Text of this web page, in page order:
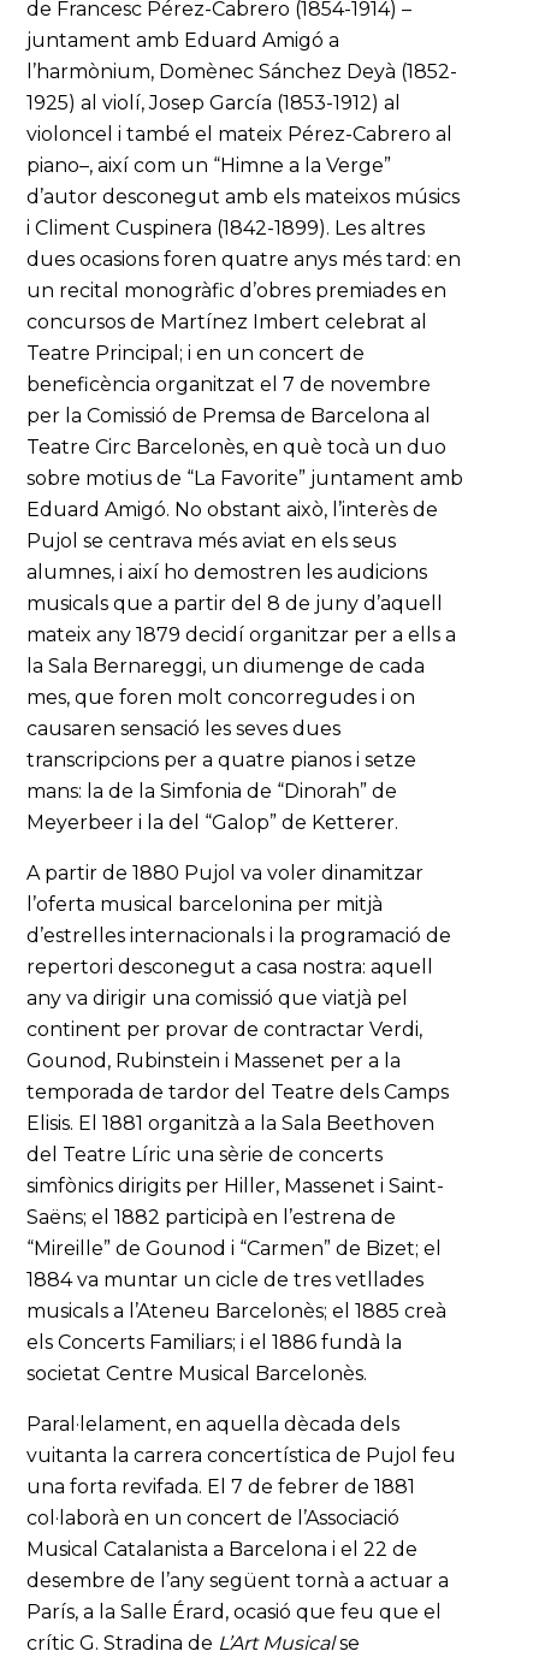
de Francesc Pérez-Cabrero (1854-1914) –
juntament amb Eduard Amigó a
l’harmònium, Domènec Sánchez Deyà (1852-
1925) al violí, Josep García (1853-1912) al
violoncel i també el mateix Pérez-Cabrero al
piano–, així com un “Himne a la Verge”
d’autor desconegut amb els mateixos músics
i Climent Cuspinera (1842-1899). Les altres
dues ocasions foren quatre anys més tard: en
un recital monogràfic d’obres premiades en
concursos de Martínez Imbert celebrat al
Teatre Principal; i en un concert de
beneficència organitzat el 7 de novembre
per la Comissió de Premsa de Barcelona al
Teatre Circ Barcelonès, en què tocà un duo
sobre motius de “La Favorite” juntament amb
Eduard Amigó. No obstant això, l’interès de
Pujol se centrava més aviat en els seus
alumnes, i així ho demostren les audicions
musicals que a partir del 8 de juny d’aquell
mateix any 1879 decidí organitzar per a ells a
la Sala Bernareggi, un diumenge de cada
mes, que foren molt concorregudes i on
causaren sensació les seves dues
transcripcions per a quatre pianos i setze
mans: la de la Simfonia de “Dinorah” de
Meyerbeer i la del “Galop” de Ketterer.
A partir de 1880 Pujol va voler dinamitzar
l’oferta musical barcelonina per mitjà
d’estrelles internacionals i la programació de
repertori desconegut a casa nostra: aquell
any va dirigir una comissió que viatjà pel
continent per provar de contractar Verdi,
Gounod, Rubinstein i Massenet per a la
temporada de tardor del Teatre dels Camps
Elisis. El 1881 organitzà a la Sala Beethoven
del Teatre Líric una sèrie de concerts
simfònics dirigits per Hiller, Massenet i Saint-
Saëns; el 1882 participà en l’estrena de
“Mireille” de Gounod i “Carmen” de Bizet; el
1884 va muntar un cicle de tres vetllades
musicals a l’Ateneu Barcelonès; el 1885 creà
els Concerts Familiars; i el 1886 fundà la
societat Centre Musical Barcelonès.
Paral·lelament, en aquella dècada dels
vuitanta la carrera concertística de Pujol feu
una forta revifada. El 7 de febrer de 1881
col·laborà en un concert de l’Associació
Musical Catalanista a Barcelona i el 22 de
desembre de l’any següent tornà a actuar a
París, a la Salle Érard, ocasió que feu que el
crític G. Stradina de L’Art Musicalse